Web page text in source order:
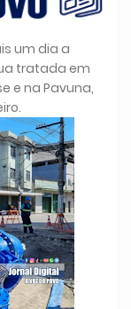
um dia a
tratada em
e na Pavuna,